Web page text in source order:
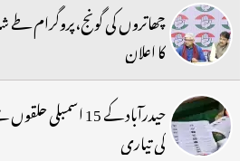
چھاتروں کی گونج،پروگرام طے
کا اعلان
کی تیاری